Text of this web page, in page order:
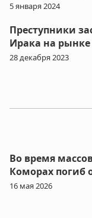
5 января 2024
Преступники
Ирака на рынке
28 декабря 2023
Во время
Коморах погиб
16 мая 2026